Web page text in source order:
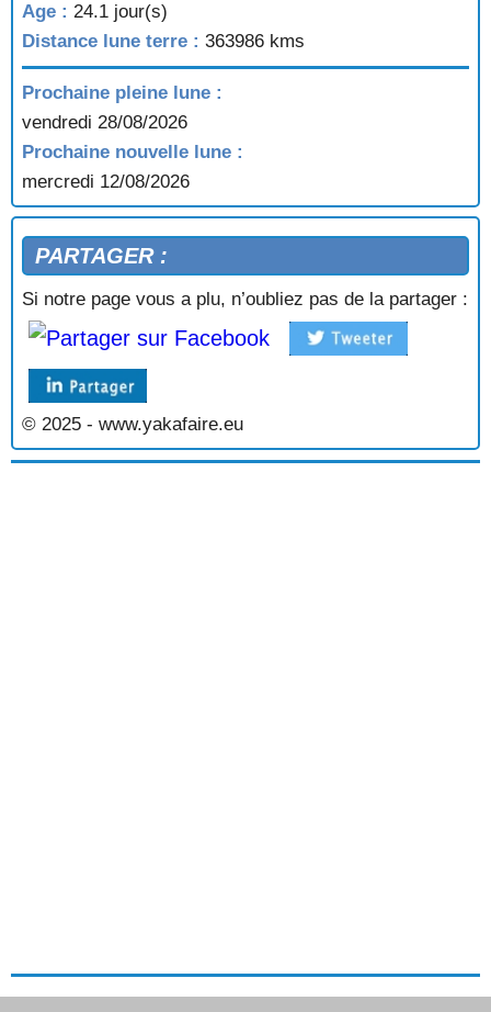
Age : 24.1 jour(s)
Distance lune terre : 363986 kms
Prochaine pleine lune :
vendredi 28/08/2026
Prochaine nouvelle lune :
mercredi 12/08/2026
PARTAGER :
Si notre page vous a plu, n’oubliez pas de la partager :
© 2025 - www.yakafaire.eu